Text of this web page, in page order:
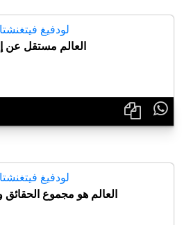
لودفيغ
العالم مستقل عن

لودفيغ
العالم هو مجموع الحقائق